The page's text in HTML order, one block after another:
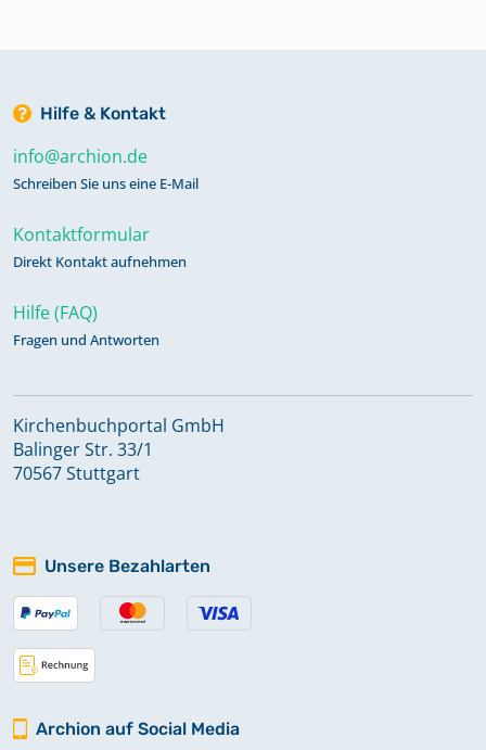
Hilfe & Kontakt
info@archion.de
Schreiben Sie uns eine E-Mail
Kontaktformular
Direkt Kontakt aufnehmen
Hilfe (FAQ)
Fragen und Antworten
Kirchenbuchportal GmbH
Balinger Str. 33/1
70567 Stuttgart
Unsere Bezahlarten
Archion auf Social Media